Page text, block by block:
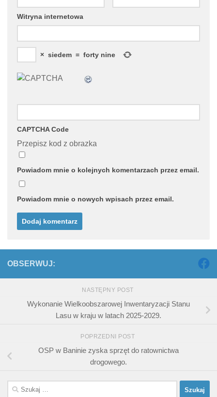
Witryna internetowa
× siedem = forty nine
CAPTCHA Code
Przepisz kod z obrazka
Powiadom mnie o kolejnych komentarzach przez email.
Powiadom mnie o nowych wpisach przez email.
OBSERWUJ:
NASTĘPNY POST
Wykonanie Wielkoobszarowej Inwentaryzacji Stanu
Lasu w kraju w latach 2025-2029.
POPRZEDNI POST
OSP w Baninie zyska sprzęt do ratownictwa
drogowego.
Szukaj: